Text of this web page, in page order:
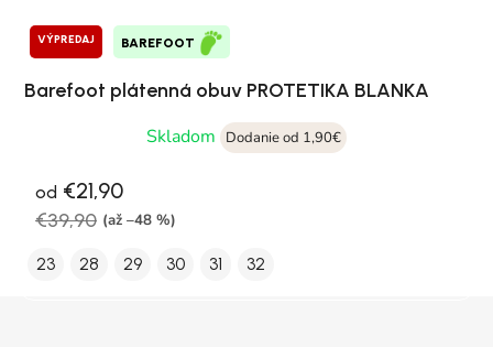
VÝPREDAJ BAREFOOT
Barefoot plátenná obuv PROTETIKA BLANKA
Skladom
Dodanie od 1,90€
od €21,90
€39,90 (až –48 %)
23 28 29 30 31 32